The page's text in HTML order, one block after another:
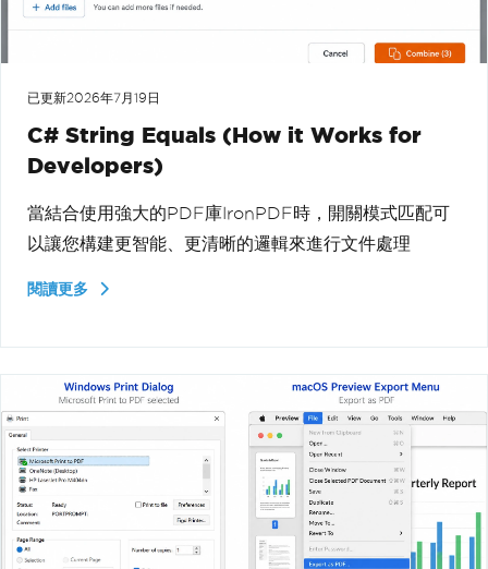
已更新2026年7月19日
C# String Equals (How it Works for
Developers)
當結合使用強大的PDF庫IronPDF時，開關模式匹配可
以讓您構建更智能、更清晰的邏輯來進行文件處理
閱讀更多